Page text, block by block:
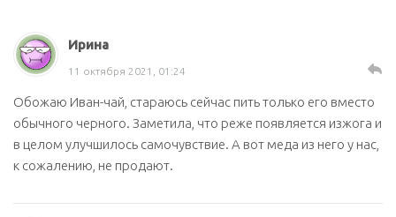
Ирина
11 октября 2021, 01:24
Обожаю Иван-чай, стараюсь сейчас пить только его вместо
обычного черного. Заметила, что реже появляется изжога и
в целом улучшилось самочувствие. А вот меда из него у нас,
к сожалению, не продают.